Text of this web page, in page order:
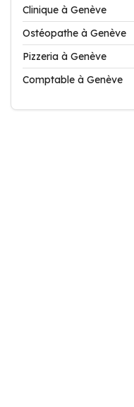
Clinique à Genève
Ostéopathe à Genève
Pizzeria à Genève
Comptable à Genève